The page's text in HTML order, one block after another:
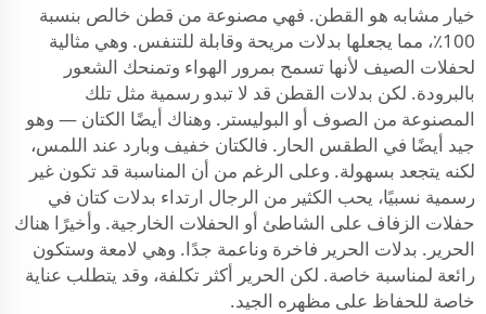
خيار مشابه هو القطن. فهي مصنوعة من قطن خالص بنسبة
100٪، مما يجعلها بدلات مريحة وقابلة للتنفس. وهي مثالية
لحفلات الصيف لأنها تسمح بمرور الهواء وتمنحك الشعور
بالبرودة. لكن بدلات القطن قد لا تبدو رسمية مثل تلك
المصنوعة من الصوف أو البوليستر. وهناك أيضًا الكتان — وهو
جيد أيضًا في الطقس الحار. فالكتان خفيف وبارد عند اللمس،
لكنه يتجعد بسهولة. وعلى الرغم من أن المناسبة قد تكون غير
رسمية نسبيًا، يحب الكثير من الرجال ارتداء بدلات كتان في
حفلات الزفاف على الشاطئ أو الحفلات الخارجية. وأخيرًا هناك
الحرير. بدلات الحرير فاخرة وناعمة جدًا. وهي لامعة وستكون
رائعة لمناسبة خاصة. لكن الحرير أكثر تكلفة، وقد يتطلب عناية
خاصة للحفاظ على مظهره الجيد.